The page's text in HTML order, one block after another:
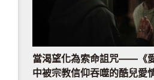
當渴望化為索命詛咒——《
中被宗教信仰吞噬的酷兒愛